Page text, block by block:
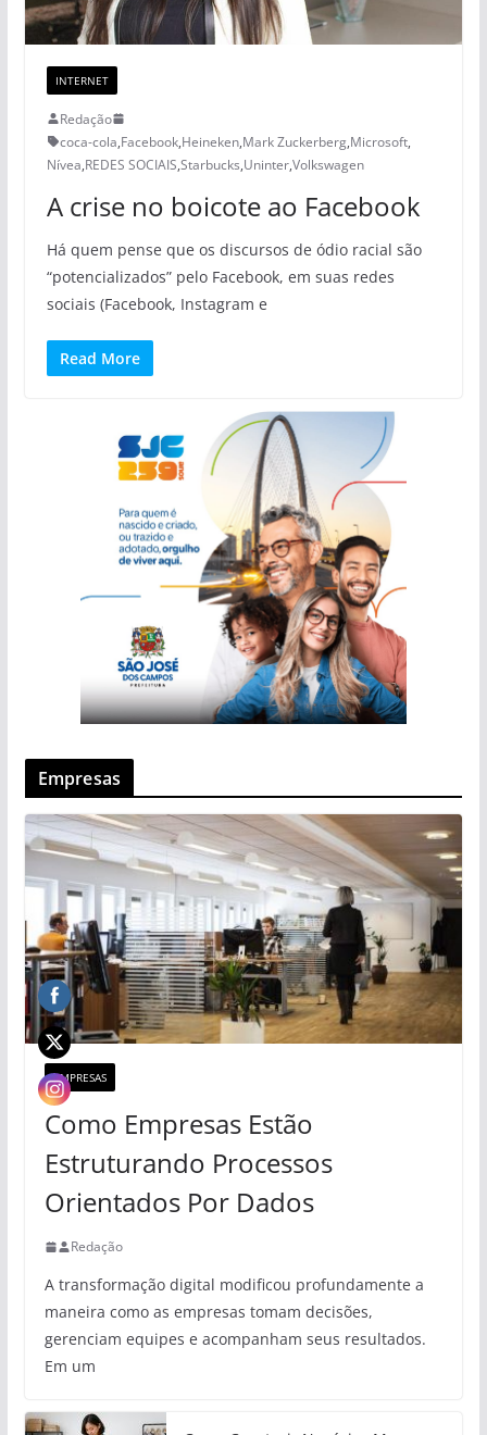
INTERNET
Redação
coca-cola,Facebook,Heineken,Mark Zuckerberg,Microsoft,
Nívea,REDES SOCIAIS,Starbucks,Uninter,Volkswagen
A crise no boicote ao Facebook
Há quem pense que os discursos de ódio racial são
“potencializados” pelo Facebook, em suas redes
sociais (Facebook, Instagram e
Read More
Empresas
EMPRESAS
Como Empresas Estão
Estruturando Processos
Orientados Por Dados
Redação
A transformação digital modificou profundamente a
maneira como as empresas tomam decisões,
gerenciam equipes e acompanham seus resultados.
Em um